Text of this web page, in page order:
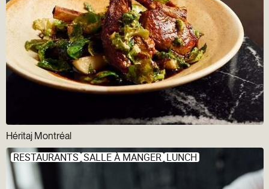
Héritaj Montréal
RESTAURANTS SALLE À MANGER LUNCH